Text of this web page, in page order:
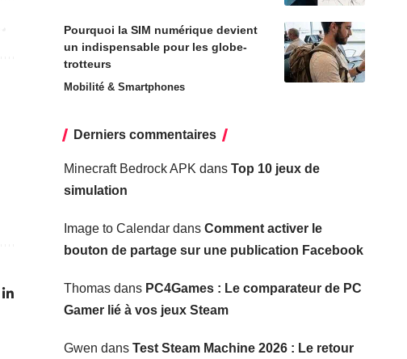
Pourquoi la SIM numérique devient
un indispensable pour les globe-
trotteurs
Mobilité & Smartphones
Derniers commentaires
Minecraft Bedrock APK dans Top 10 jeux de
simulation
Image to Calendardans Comment activer le
bouton de partage sur une publication Facebook
Thomasdans PC4Games : Le comparateur de PC
Gamer lié à vos jeux Steam
Gwen dans Test Steam Machine 2026 : Le retour